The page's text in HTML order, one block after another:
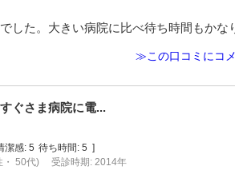
した。大きい病院に比べ待ち時間もかな
≫この口コミにコ
ぐさま病院に電...
潔感: 5 待ち時間: 5 ]
・ 50代) 受診時期: 2014年